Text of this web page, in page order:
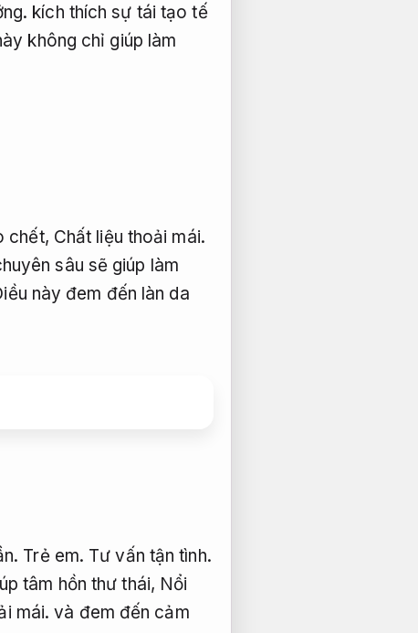
kích thích sự tái tạo tế
không chỉ giúp làm
chết, Chất liệu thoải mái.
sâu sẽ giúp làm
này đem đến làn da
Trẻ em. Tư vấn tận tình.
tâm hồn thư thái, Nổi
mái. và đem đến cảm